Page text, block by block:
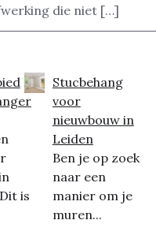
die niet […]
is
Stucbehang
voor
nieuwbouw in
Leiden
Ben je op zoek
naar een
manier om je
muren...